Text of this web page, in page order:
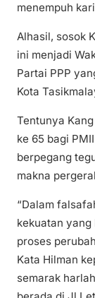
menempuh
Alhasil, sosok
ini menjadi
Partai PPP
Kota
Tentunya
ke 65 bagi
berpegang
makna
“Dalam
kekuatan
proses
Kata Hilman
semarak